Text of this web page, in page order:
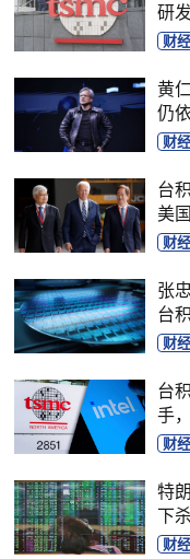
研
财经
黄
仍
财经
台
美
财经
张
台
财经
台
手
财经
特
下
财经